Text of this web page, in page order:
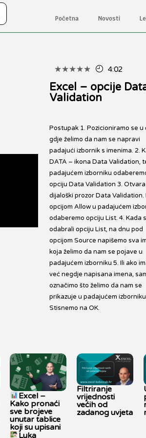
Početna Novosti
★★★★★ 4:02
Excel – opcije
Validation
Postupak 1. Pozicioniramo se u
gdje želimo da nam se napravi
padajući izbornik s imenima. 2.
DATA – ikona Data Validation,
padajućem izborniku
opciju Data Validation 3.
dijaloški prozor Data Validation.
opcijom Allow u padajućem
odaberemo opciju List. 4. Kada
odabrali opciju List, na dnu pod
opcijom Source napišemo sva
koja želimo da nam se pojave u
padajućem izborniku 5. Ili ako
već negdje napisana imena,
označimo što želimo da nam se
prikazuje u padajućem
Stisnemo na OK.
Excel –
Kako pronaći
sve brojeve
unutar tablice
koji su upisani
Luka
Filtriranje
vrijednosti
većih od
zadanog uvjeta